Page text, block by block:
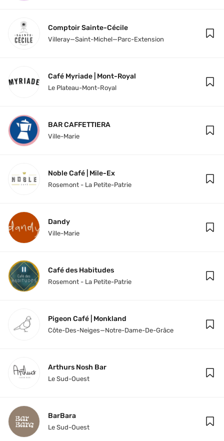
Comptoir Sainte-Cécile
Villeray—Saint-Michel—Parc-Extension
Café Myriade | Mont-Royal
Le Plateau-Mont-Royal
BAR CAFFETTIERA
Ville-Marie
Noble Café | Mile-Ex
Rosemont - La Petite-Patrie
Dandy
Ville-Marie
Café des Habitudes
Rosemont - La Petite-Patrie
Pigeon Café | Monkland
Côte-Des-Neiges—Notre-Dame-De-Grâce
Arthurs Nosh Bar
Le Sud-Ouest
BarBara
Le Sud-Ouest